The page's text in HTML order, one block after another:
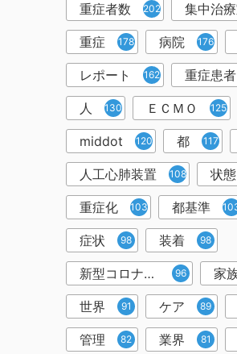
重症者数 202 集中治
重症 178 病院 176
レポート 162 重症患者
人 130 ＥＣＭＯ 125
middot 120 都 117
人工心肺装置 108 状態
重症化 103 都基準
症状 98 装着 98
新型コロナウイルス 96 家
世界 91 ケア 89
管理 82 業界 81